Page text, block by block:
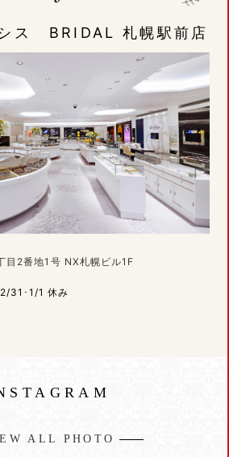
ス BRIDAL 札幌駅前店
目2番地1号 NX札幌ビル1F
31･1/1 休み
ALL PHOTO